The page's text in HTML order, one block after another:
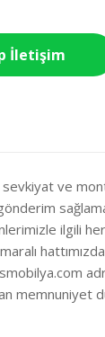
İletişim
ve
ilgili
memnuniyet